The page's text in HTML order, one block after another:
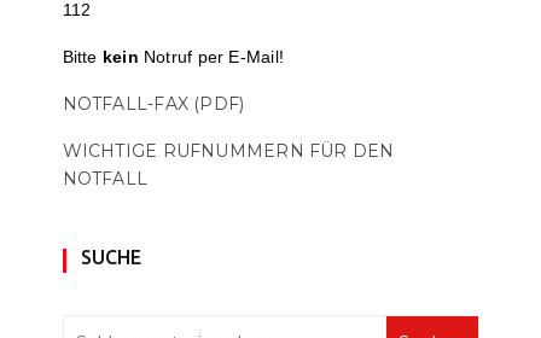
112
Bitte kein Notruf per E-Mail!
NOTFALL-FAX (PDF)
WICHTIGE RUFNUMMERN FÜR DEN
NOTFALL
SUCHE